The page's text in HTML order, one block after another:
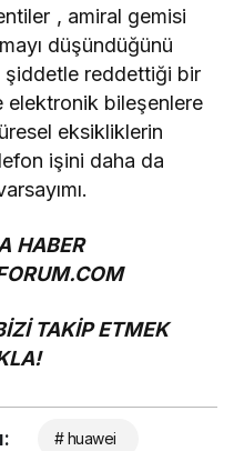
, amiral gemisi
düşündüğünü
şiddetle reddettiği bir
elektronik bileşenlere
eksikliklerin
işini daha da
HABER
TAKİP ETMEK
# huawei